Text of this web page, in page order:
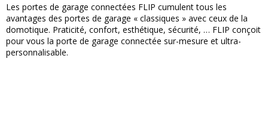
Les portes de garage connectées FLIP cumulent tous les
avantages des portes de garage « classiques » avec ceux de la
domotique. Praticité, confort, esthétique, sécurité, … FLIP conçoit
pour vous la porte de garage connectée sur-mesure et ultra-
personnalisable.